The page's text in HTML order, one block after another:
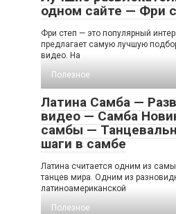
одном сайте — Фри
Фри степ — это популярный
предлагает самую лучшую
видео. На
Полезное
Латина Самба —
видео — Самба
самбы —
шаги в самбе
Латина считается одним из
танцев мира. Одним из
латиноамериканской
Полезное